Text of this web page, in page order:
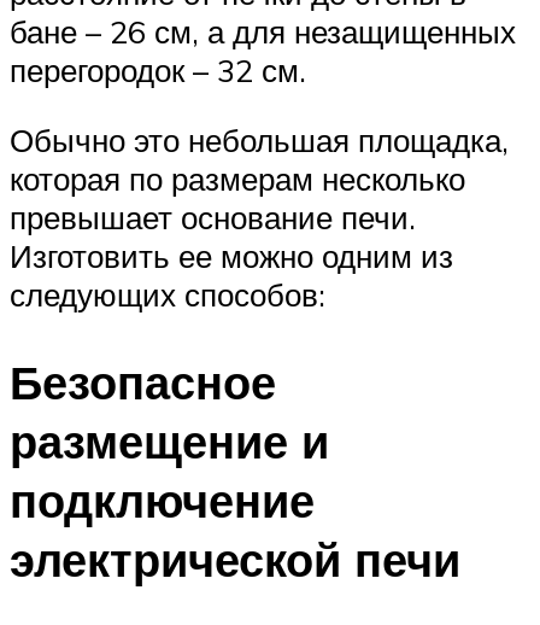
бане – 26 см, а для незащищенных
перегородок – 32 см.
Обычно это небольшая площадка,
которая по размерам несколько
превышает основание печи.
Изготовить ее можно одним из
следующих способов:
Безопасное
размещение и
подключение
электрической печи